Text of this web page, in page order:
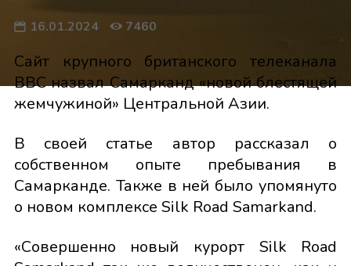
16.01.2024 7460
Сайт крупного британского телеканала
BBC назвал Самарканд «новой блестящей
жемчужиной» Центральной Азии.
В своей статье автор рассказал о
собственном опыте пребывания в
Самарканде. Также в ней было упомянуто
о новом комплексе Silk Road Samarkand.
«Совершенно новый курорт Silk Road